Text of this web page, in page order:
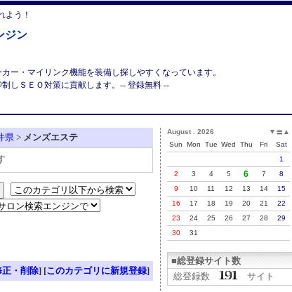
よう！
ジン
ー・マイリンク機能を装備し探しやすくなっています。
しＳＥＯ対策に貢献します。-- 登録無料 --
▲
〓
▼
August . 2026
Sun
Mon Tue Wed Thu Fri
Sat
1
2
3 4 5 6 7
8
9
10 11 12 13 14
15
16
17 18 19 20 21
22
23
24 25 26 27 28
29
30
31
■総登録サイト数
総登録数
サイト
県 > メンズエステ
正・削除] [このカテゴリに新規登録]